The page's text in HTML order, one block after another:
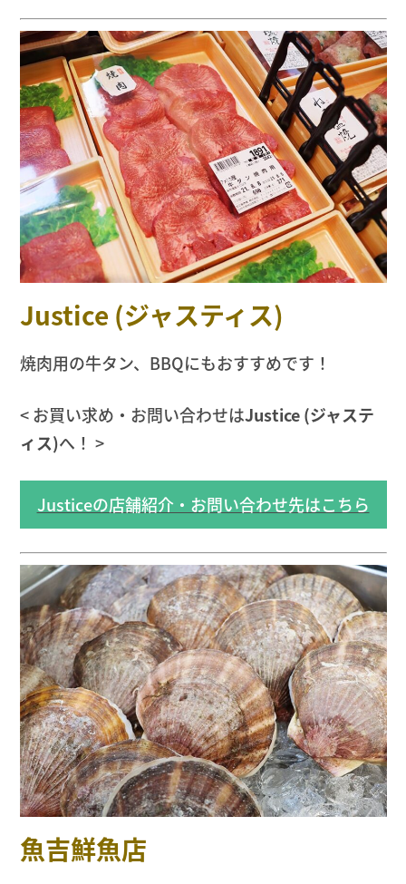
Justice (ジャスティス)
焼肉用の牛タン、BBQにもおすすめです！
< お買い求め・お問い合わせはJustice (ジャステ
ィス)へ！ >
Justiceの店舗紹介・お問い合わせ先はこちら
魚吉鮮魚店